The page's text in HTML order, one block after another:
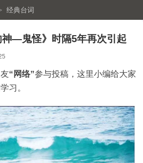
经典台词
神—鬼怪》时隔5年再次引起
“网络”参与投稿，这里小编给大家
习。